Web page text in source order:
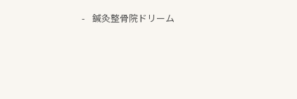
鍼灸整骨院ドリーム